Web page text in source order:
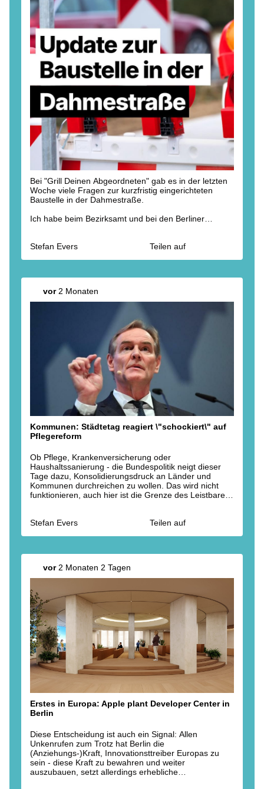
Bei "Grill Deinen Abgeordneten" gab es in der letzten
Woche viele Fragen zur kurzfristig eingerichteten
Baustelle in der Dahmestraße.
Ich habe beim Bezirksamt und bei den Berliner
Schule soll durchgehend gesichert bleiben.
➡️ Juni: Baustelleneinrichtung und Kampfmittelprüfung
➡️ Ende Juni: Suchschachtungen und Aushubarbeiten
➡️ Juli: Start der Rohrvortriebsarbeiten
➡️ Herbst: Abschluss der Maßnahme
Nach aktuellem Stand sollen die Arbeiten spätestens
im Oktober 2026 beendet sein.
Wir bleiben dran und informieren, wenn es
Änderungen gibt.
Stefan Evers Teilen auf
vor2 Monaten
Kommunen: Städtetag reagiert \"schockiert\" auf
Pflegereform
Ob Pflege, Krankenversicherung oder
Haushaltssanierung - die Bundespolitik neigt dieser
Tage dazu, Konsolidierungsdruck an Länder und
Kommunen durchreichen zu wollen. Das wird nicht
funktionieren, auch hier ist die Grenze des Leistbaren
Stefan Evers
Teilen auf
vor2 Monaten 2 Tagen
Erstes in Europa: Apple plant Developer Center in
Berlin
Diese Entscheidung ist auch ein Signal: Allen
Unkenrufen zum Trotz hat Berlin die
(Anziehungs-)Kraft, Innovationsttreiber Europas zu
sein - diese Kraft zu bewahren und weiter
auszubauen, setzt allerdings erhebliche